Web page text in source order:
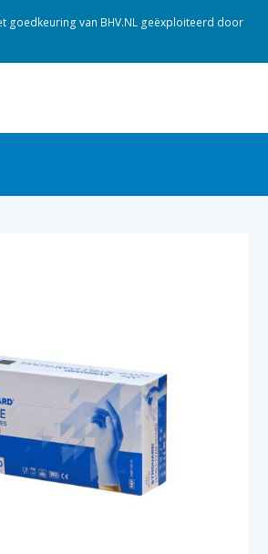
goedkeuring van BHV.NL geëxploiteerd door